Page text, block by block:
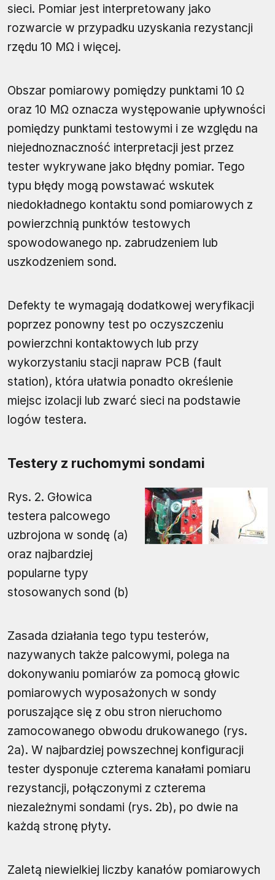
sieci. Pomiar jest interpretowany jako
rozwarcie w przypadku uzyskania rezystancji
rzędu 10 MΩ i więcej.
Obszar pomiarowy pomiędzy punktami 10 Ω
oraz 10 MΩ oznacza występowanie upływności
pomiędzy punktami testowymi i ze względu na
niejednoznaczność interpretacji jest przez
tester wykrywane jako błędny pomiar. Tego
typu błędy mogą powstawać wskutek
niedokładnego kontaktu sond pomiarowych z
powierzchnią punktów testowych
spowodowanego np. zabrudzeniem lub
uszkodzeniem sond.
Defekty te wymagają dodatkowej weryfikacji
poprzez ponowny test po oczyszczeniu
powierzchni kontaktowych lub przy
wykorzystaniu stacji napraw PCB (fault
station), która ułatwia ponadto określenie
miejsc izolacji lub zwarć sieci na podstawie
logów testera.
Testery z ruchomymi sondami
Rys. 2. Głowica
testera palcowego
uzbrojona w sondę (a)
oraz najbardziej
popularne typy
stosowanych sond (b)
Zasada działania tego typu testerów,
nazywanych także palcowymi, polega na
dokonywaniu pomiarów za pomocą głowic
pomiarowych wyposażonych w sondy
poruszające się z obu stron nieruchomo
zamocowanego obwodu drukowanego (rys.
2a). W najbardziej powszechnej konfiguracji
tester dysponuje czterema kanałami pomiaru
rezystancji, połączonymi z czterema
niezależnymi sondami (rys. 2b), po dwie na
każdą stronę płyty.
Zaletą niewielkiej liczby kanałów pomiarowych